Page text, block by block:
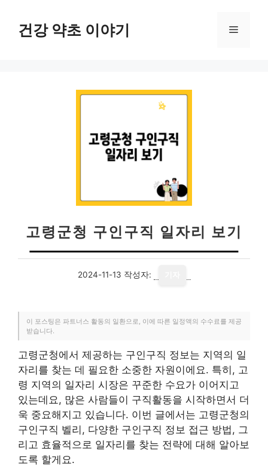
건강 약초 이야기 메
고령군청 구인구직 일자리 보기
2024-11-13 작성자:
이 포스팅은 파트너스 활동의 일환으로, 이에 따른 일정액의 수수료를 제공
받습니다.
고령군청에서 제공하는 구인구직 정보는 지역의 일
자리를 찾는 데 필요한 소중한 자원이에요. 특히, 고
령 지역의 일자리 시장은 꾸준한 수요가 이어지고
있는데요, 많은 사람들이 구직활동을 시작하면서 더
욱 중요해지고 있습니다. 이번 글에서는 고령군청의
구인구직 벨리, 다양한 구인구직 정보 접근 방법, 그
리고 효율적으로 일자리를 찾는 전략에 대해 알아보
도록 할게요.